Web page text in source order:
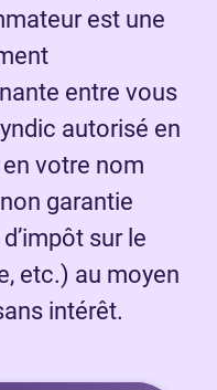
est une
entre vous
autorisé en
votre nom
garantie
sur le
etc.) au moyen
intérêt.